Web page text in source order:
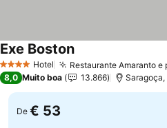
4 EstrelasHotel Restaurante Amaranto e
Exe Boston
8,0 Muito boa 13.866 Saragoça,
De € 53